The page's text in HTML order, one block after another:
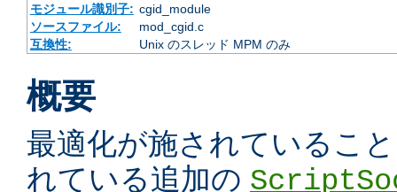
モジュール識別子: cgid_module
ソースファイル:
mod_cgid.c
互換性:
Unix のスレッド MPM のみ
概要
最適化が施されているこ
れている追加の